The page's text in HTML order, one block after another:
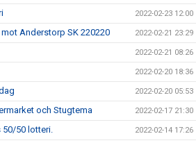
2022-02-23 12:00
Anderstorp SK 220220 2022-02-21 23:29
2022-02-21 08:26
2022-02-20 18:36
2022-02-20 05:53
och Stugtema 2022-02-17 21:30
50/50 lotteri. 2022-02-14 17:26